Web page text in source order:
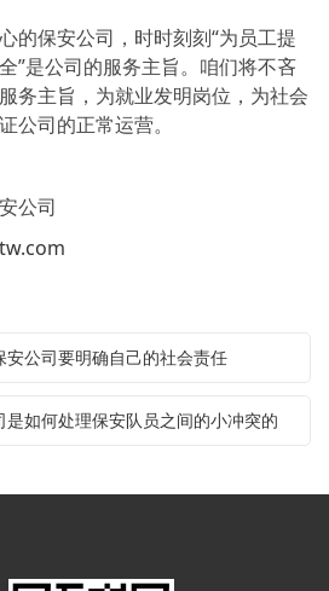
保安公司，时时刻刻“为员工提
”是公司的服务主旨。咱们将不吝
务主旨，为就业发明岗位，为社会
公司的正常运营。
公司
安公司要明确自己的社会责任
如何处理保安队员之间的小冲突的